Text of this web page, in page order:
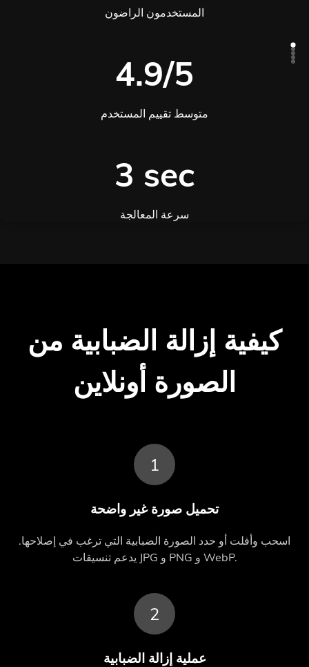
المستخدمون الراضون
4.9/5
متوسط تقييم المستخدم
3 sec
سرعة المعالجة
كيفية إزالة الضبابية من
الصورة أونلاين
1
تحميل صورة غير واضحة
اسحب وأفلت أو حدد الصورة الضبابية التي ترغب في إصلاحها.
يدعم تنسيقات JPG و PNG و WebP.
2
عملية إزالة الضبابية